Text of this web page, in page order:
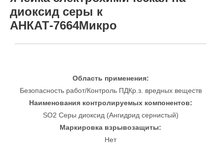
диоксид серы к
АНКАТ-7664Микро
Область применения:
Безопасность работ/Контроль ПДКр.з. вредных веществ
Наименования контролируемых компонентов:
SO2 Серы диоксид (Ангидрид сернистый)
Маркировка взрывозащиты:
Нет